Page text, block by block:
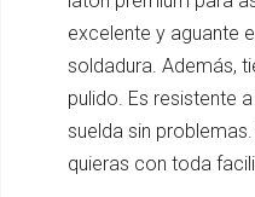
excelente y aguante
soldadura. Además,
pulido. Es resistente
suelda sin
quieras con toda